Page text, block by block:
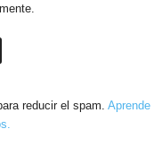
reducir el spam.